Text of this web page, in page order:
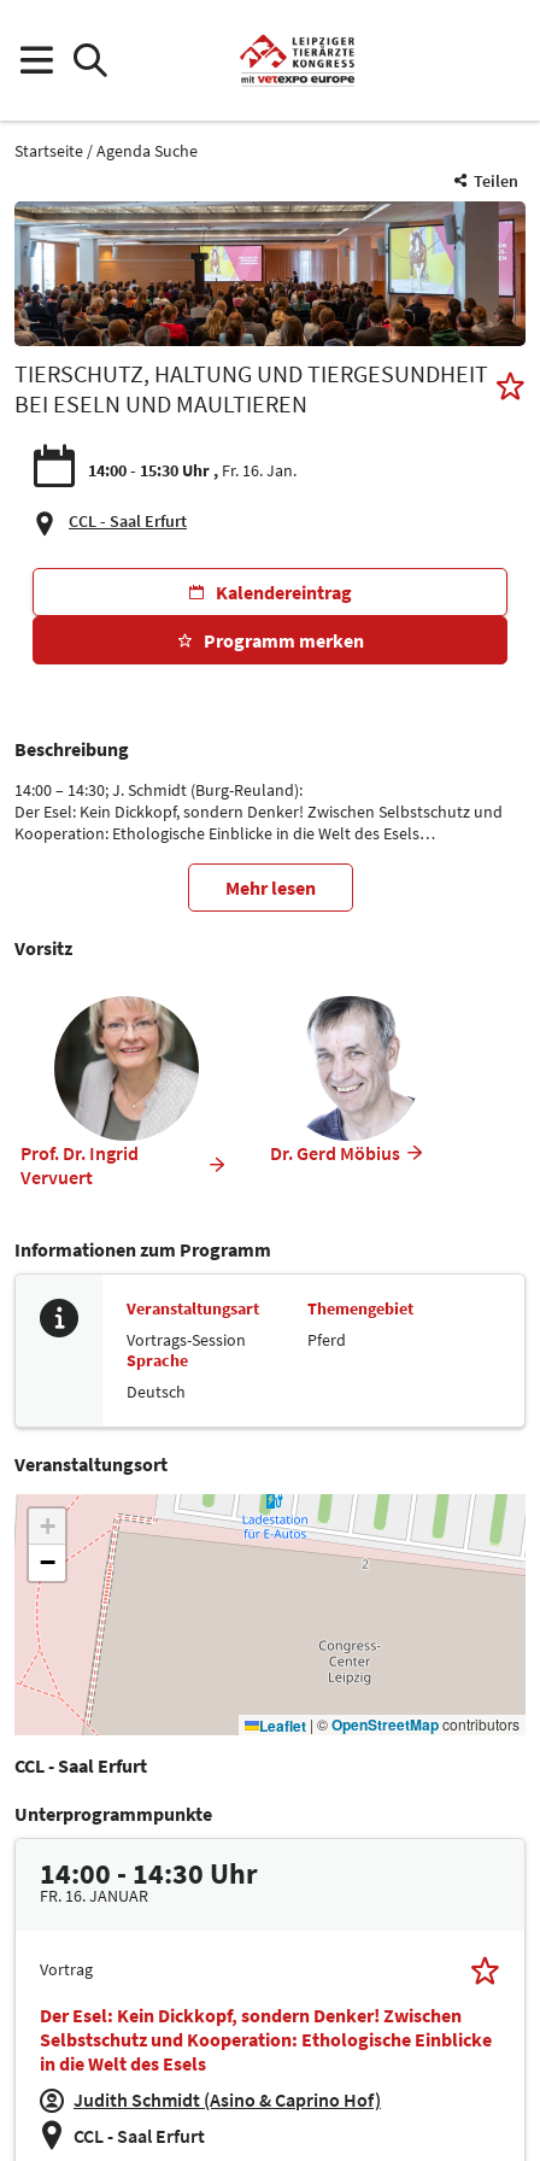
Startseite
Agenda Suche
Teilen
TIERSCHUTZ, HALTUNG UND TIERGESUNDHEIT
BEI ESELN UND MAULTIEREN
14:00 - 15:30 Uhr Fr. 16. Jan.
CCL - Saal Erfurt
Kalendereintrag
Programm merken
Beschreibung
14:00 – 14:30; J. Schmidt (Burg-Reuland):
Der Esel: Kein Dickkopf, sondern Denker! Zwischen Selbstschutz und
Kooperation: Ethologische Einblicke in die Welt des Esels
Haltung und Fütterung von Eseln in Deutschland
15:00 – 15:30; L. Unger, J. Schäfer, V. Gerber, V. Hungerbühler, S. Schaefler
Esel in der Schweiz: Eine Übersicht zu Haltung, Gesundheit und
Mehr lesen
Vorsitz
Prof. Dr. Ingrid
Vervuert
Dr. Gerd Möbius
Informationen zum Programm
Veranstaltungsart
Vortrags-Session
Themengebiet
Pferd
Sprache
Deutsch
Veranstaltungsort
+
−
Leaflet | ©OpenStreetMapcontributors
CCL - Saal Erfurt
Unterprogrammpunkte
14:00 - 14:30 Uhr
FR. 16. JANUAR
Vortrag
Der Esel: Kein Dickkopf, sondern Denker! Zwischen
Selbstschutz und Kooperation: Ethologische Einblicke
in die Welt des Esels
Judith Schmidt (Asino & Caprino Hof)
CCL - Saal Erfurt